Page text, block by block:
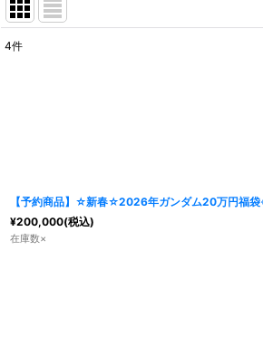
4件
【予約商品】☆新春☆2026年ガンダム20万円福
¥200,000(税込)
在庫数×